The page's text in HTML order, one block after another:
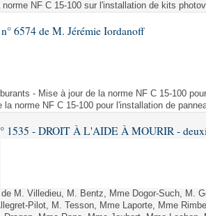
norme NF C 15-100 sur l'installation de kits
6574 de M. Jérémie Iordanoff
- Mise à jour de la norme NF C 15-100
la norme NF C 15-100 pour l'installation de
1535 - DROIT À L'AIDE À MOURIR -
M. Villedieu, M. Bentz, Mme Dogor-Such, M.
Pilot, M. Tesson, Mme Laporte, Mme